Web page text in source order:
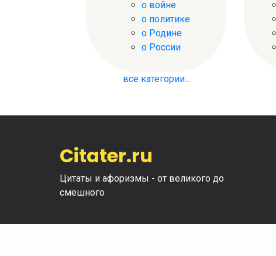
о войне
о политике
о Родине
о России
все категории...
Citater.ru
Цитаты и афоризмы - от великого до
смешного